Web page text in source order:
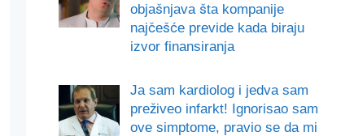
objašnjava šta kompanije
najčešće previde kada biraju
izvor finansiranja
Ja sam kardiolog i jedva sam
preživeo infarkt! Ignorisao sam
ove simptome, pravio se da mi